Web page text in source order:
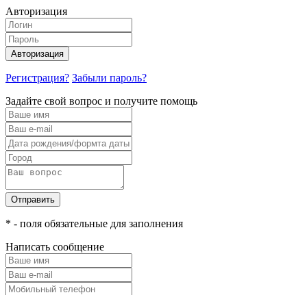
Авторизация
Авторизация
Регистрация? Забыли пароль?
Задайте свой вопрос и получите помощь
Отправить
* - поля обязательные для заполнения
Написать сообщение